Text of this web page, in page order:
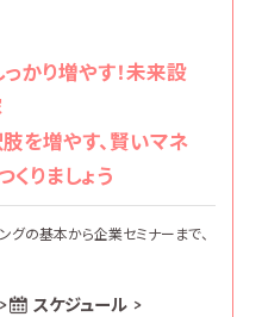
っかり増やす！未来設
を増やす、賢いマネ
くりましょう
グの基本から企業セミナーまで、
スケジュール